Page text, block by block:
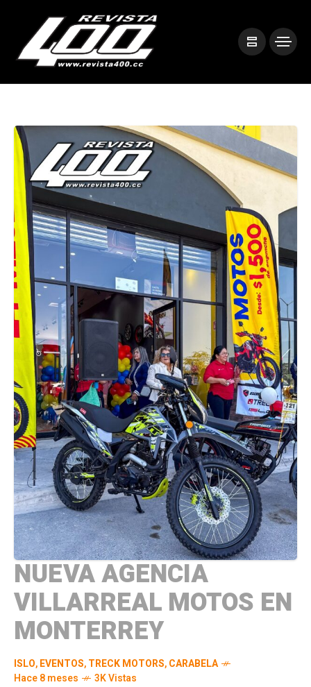
NUEVA AGENCIA
VILLARREAL MOTOS EN
MONTERREY
ISLO,EVENTOS,TRECK MOTORS,CARABELA
Hace 8 meses
3K Vistas